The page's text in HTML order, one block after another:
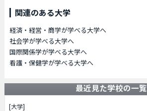
関連のある大学
経済・経営・商学が学べる大学へ
社会学が学べる大学へ
国際関係学が学べる大学へ
看護・保健学が学べる大学へ
最近見た学校の一覧
[大学]